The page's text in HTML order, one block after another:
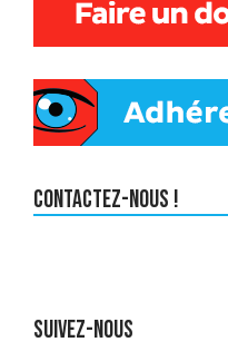
Contactez-nous !
Suivez-nous